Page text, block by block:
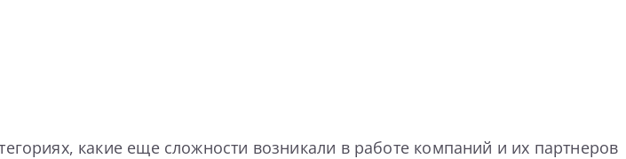
какие еще сложности возникали в работе компаний и их партнеров